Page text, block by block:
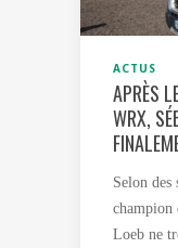
ACTUS
APRÈS
WRX,
Selon des
champion
Loeb ne